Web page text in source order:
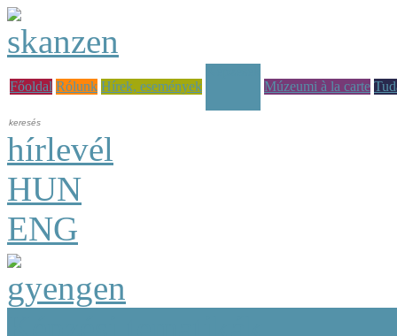
Főoldal Rólunk Hírek, események
Múzeumi à la carte
hírlevél
HUN
ENG